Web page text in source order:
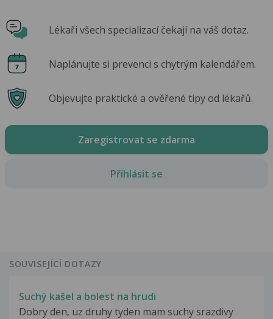
Lékaři všech specializací čekají na váš dotaz.
Naplánujte si prevenci s chytrým kalendářem.
Objevujte praktické a ověřené tipy od lékařů.
Zaregistrovat se zdarma
Přihlásit se
SOUVISEJÍCÍ DOTAZY
Suchý kašel a bolest na hrudi
Dobry den, uz druhy tyden mam suchy srazdivy